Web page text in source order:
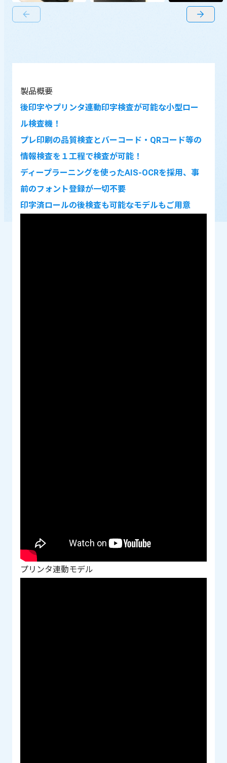
前の画像 次の画像
製品概要
後印字やプリンタ連動印字検査が可能な小型ロー
ル検査機！
プレ印刷の品質検査とバーコード・QRコード等の
情報検査を１工程で検査が可能！
ディープラーニングを使ったAIS-OCRを採用、事
前のフォント登録が一切不要
印字済ロールの後検査も可能なモデルもご用意
プリンタ連動モデル